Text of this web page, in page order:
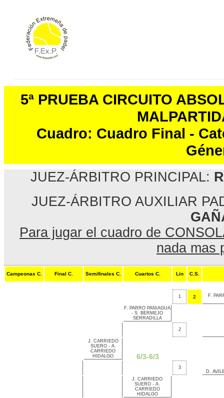
5ª PRUEBA CIRCUITO
Cuadro: Cuadro Final -
JUEZ-ÁRBITRO PRINCIPAL:
JUEZ-ÁRBITRO AUXILIAR
Para jugar el cuadro de
nada mas
Campeonas C. Final C. Semifinales C. Cuartos C. Lin C.S.
1 2 F.
F. PARRO PANIAGUA
- S. BERMEJO
SERRADILLA
2
J. CARRIEDO
SUERO - A.
CARRIEDO
HIDALGO
6/3-6/3
3
D.
J. CARRIEDO
SUERO - A.
CARRIEDO
HIDALGO